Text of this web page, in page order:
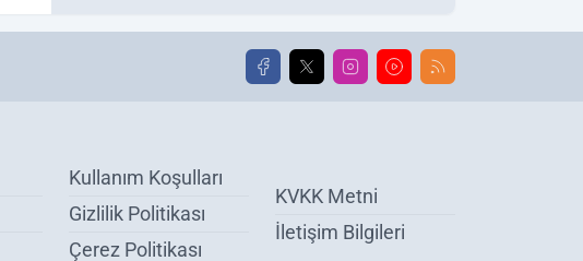
Kullanım Koşulları
Gizlilik Politikası
Çerez Politikası
KVKK Metni
İletişim Bilgileri